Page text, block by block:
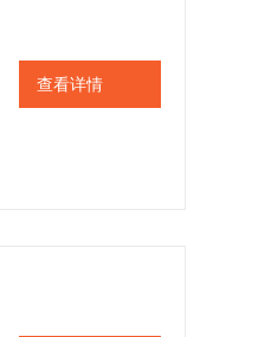
查看详情